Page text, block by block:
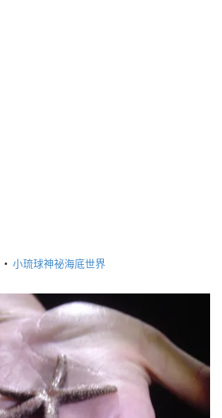
• 小琉球神祕海底世界